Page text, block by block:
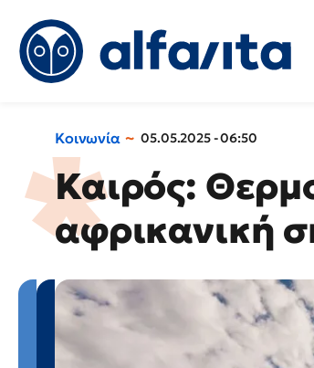
Κοινωνία 05.05.2025 - 06:50
Καιρός:
αφρικανική